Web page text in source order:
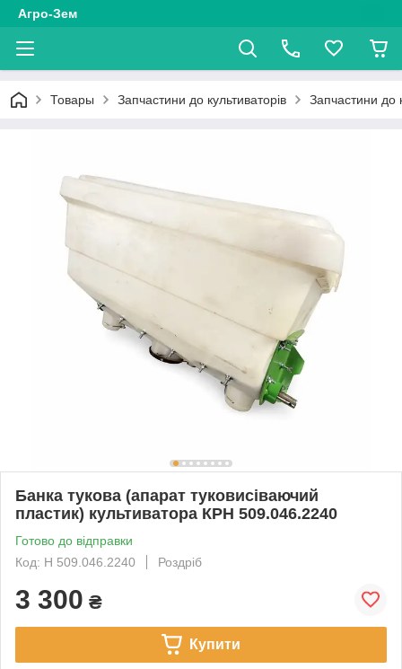
Агро-Зем
Товары Запчастини до культиваторів Запчастини до
Банка тукова (апарат туковисіваючий
пластик) культиватора КРН 509.046.2240
Готово до відправки
Код: Н 509.046.2240
Роздріб
3 300 ₴
Купити